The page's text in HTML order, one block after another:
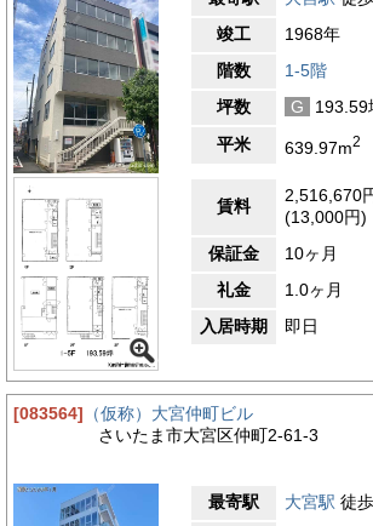
竣工
1968年
階数
1-5階
坪数
G
193.59
平米
639.97m2
賃料
2,516,670
(13,000円)
保証金
10ヶ月
礼金
1.0ヶ月
入居時期
即日
[083564] （仮称）大宮仲町ビル
さいたま市大宮区仲町2-61-3
最寄駅 大宮駅 徒